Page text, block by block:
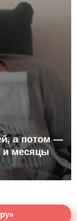
а потом —
и месяцы